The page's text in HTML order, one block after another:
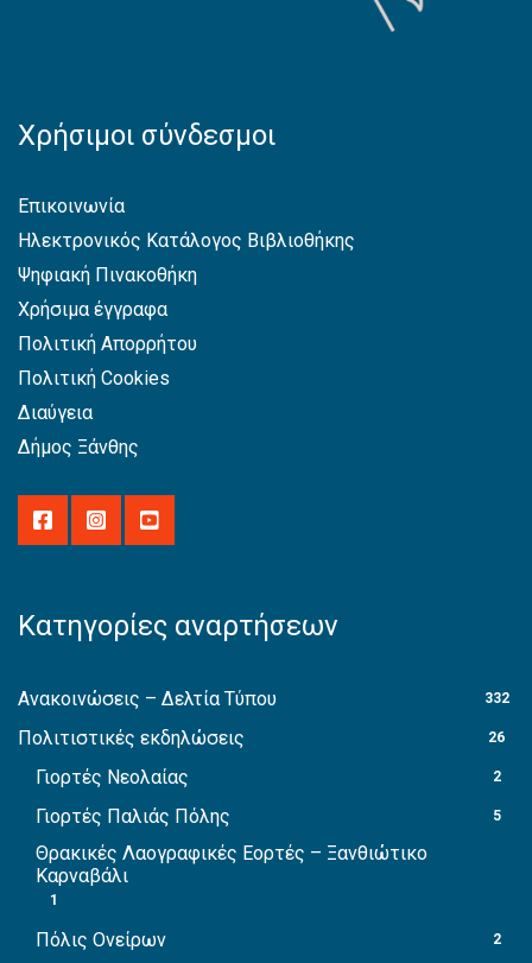
Χρήσιμοι σύνδεσμοι
Επικοινωνία
Ηλεκτρονικός Κατάλογος Βιβλιοθήκης
Ψηφιακή Πινακοθήκη
Χρήσιμα έγγραφα
Πολιτική Απορρήτου
Πολιτική Cookies
Διαύγεια
Δήμος Ξάνθης
Κατηγορίες αναρτήσεων
Ανακοινώσεις – Δελτία Τύπου 332
Πολιτιστικές εκδηλώσεις 26
Γιορτές Νεολαίας 2
Γιορτές Παλιάς Πόλης 5
Θρακικές Λαογραφικές Εορτές – Ξανθιώτικο
Καρναβάλι
1
Πόλις Ονείρων 2